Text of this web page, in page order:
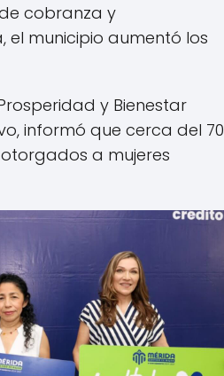
cobranza y
municipio aumentó los
y Bienestar
informó que cerca del 70
a mujeres